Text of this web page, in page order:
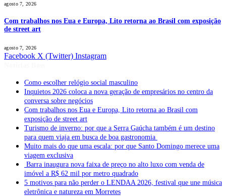
agosto 7, 2026
Com trabalhos nos Eua e Europa, Lito retorna ao Brasil com exposição
de street art
agosto 7, 2026
Facebook X (Twitter) Instagram
Como escolher relógio social masculino
Inquietos 2026 coloca a nova geração de empresários no centro da
conversa sobre negócios
Com trabalhos nos Eua e Europa, Lito retorna ao Brasil com
exposição de street art
Turismo de inverno: por que a Serra Gaúcha também é um destino
para quem viaja em busca de boa gastronomia
Muito mais do que uma escala: por que Santo Domingo merece uma
viagem exclusiva
Barra inaugura nova faixa de preço no alto luxo com venda de
imóvel a R$ 62 mil por metro quadrado
5 motivos para não perder o LENDAA 2026, festival que une música
eletrônica e natureza em Morretes